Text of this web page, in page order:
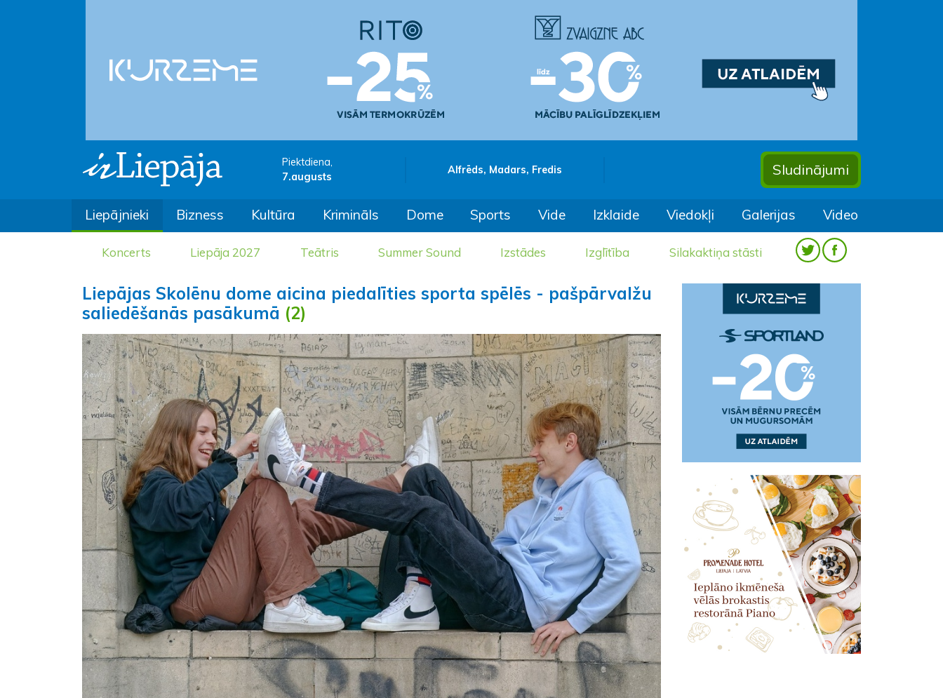
Piektdiena,
7.augusts
Alfrēds, Madars, Fredis Sludinājumi
Liepājnieki Bizness Kultūra Krimināls Dome Sports Vide Izklaide Viedokļi Galerijas Video
Koncerts Liepāja 2027 Teātris Summer Sound Izstādes Izglītība Silakaktiņa stāsti
Liepājas Skolēnu dome aicina piedalīties sporta spēlēs - pašpārvalžu
saliedēšanās pasākumā (2)